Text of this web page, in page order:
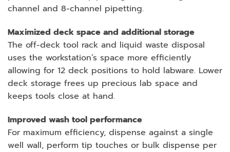
channel and 8-channel pipetting.
Maximized deck space and additional storage
The off-deck tool rack and liquid waste disposal
uses the workstation’s space more efficiently
allowing for 12 deck positions to hold labware. Lower
deck storage frees up precious lab space and
keeps tools close at hand.
Improved wash tool performance
For maximum efficiency, dispense against a single
well wall, perform tip touches or bulk dispense per